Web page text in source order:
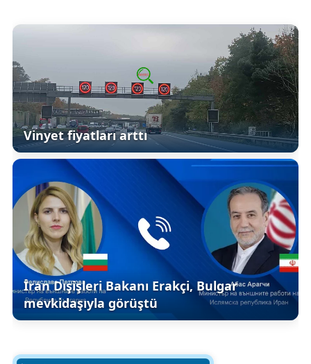
Vinyet fiyatları arttı
İran Dışişleri Bakanı Erakçi, Bulgar
mevkidaşıyla görüştü